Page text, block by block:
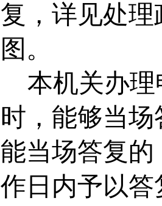
复，详见处
图。
本机关办
时，能够当
能当场答复
作日内予以